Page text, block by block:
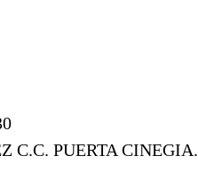
C.C. PUERTA CINEGIA.